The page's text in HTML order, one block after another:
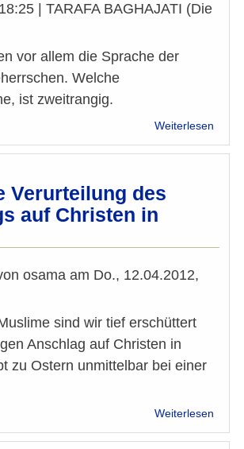
| TARAFA BAGHAJATI (Die
vor allem die Sprache der
Welche
ist zweitrangig.
Weiterlesen
Verurteilung des
auf Christen in
osama am Do., 12.04.2012,
sind wir tief erschüttert
Anschlag auf Christen in
zu Ostern unmittelbar bei einer
Weiterlesen